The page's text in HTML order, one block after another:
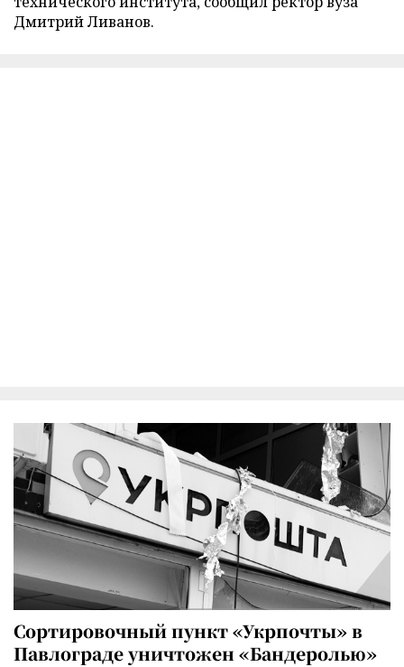
Дмитрий Ливанов.
Сортировочный пункт «Укрпочты» в
Павлограде уничтожен «Бандеролью»